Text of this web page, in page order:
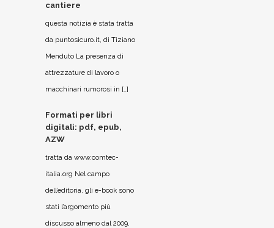
cantiere
questa notizia è stata tratta
da puntosicuro.it, di Tiziano
Menduto La presenza di
attrezzature di lavoro o
macchinari rumorosi in […]
Formati per libri
digitali: pdf, epub,
AZW
tratta da www.comtec-
italia.org Nel campo
dell’editoria, gli e-book sono
stati l’argomento più
discusso almeno dal 2009,